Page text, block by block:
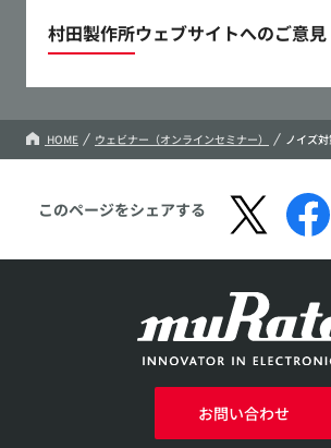
村田製作所ウェブサイトへのご意
HOME ウェビナー（オンラインセミナー） ノイズ
このページをシェアする
お問い合わせ